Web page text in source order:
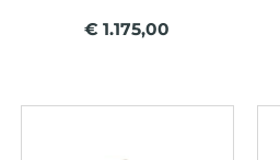
€ 1.175,00